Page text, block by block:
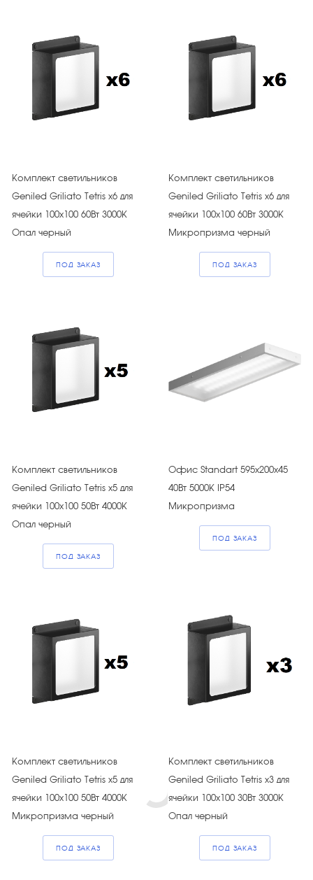
Комплект светильников
Geniled Griliato Tetris х6 для
ячейки 100х100 60Вт 3000К
Опал черный
ПОД ЗАКАЗ
Комплект светильников
Geniled Griliato Tetris х6 для
ячейки 100х100 60Вт 3000К
Микропризма черный
ПОД ЗАКАЗ
Комплект светильников
Geniled Griliato Tetris х5 для
ячейки 100х100 50Вт 4000К
Опал черный
ПОД ЗАКАЗ
Офис Standart 595x200x45
40Вт 5000К IP54
Микропризма
ПОД ЗАКАЗ
Комплект светильников
Geniled Griliato Tetris х5 для
ячейки 100х100 50Вт 4000К
Микропризма черный
ПОД ЗАКАЗ
Комплект светильников
Geniled Griliato Tetris х3 для
ячейки 100х100 30Вт 3000К
Опал черный
ПОД ЗАКАЗ